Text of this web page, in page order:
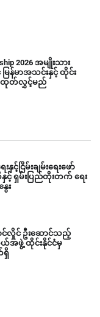
2026 အမျိုးသား
ြန်မာအသင်းနှင့် ထိုင်း
ထုတ်လွှင့်မည်
ငြိမ်းချမ်းရေးဖော်
င့် ရှမ်းပြည်တိုးတက် ရေး
း
င်လှိုင် ဦးဆောင်သည့်
ယ်အဖွဲ့ ထိုင်းနိုင်ငံမှ
ရှိ